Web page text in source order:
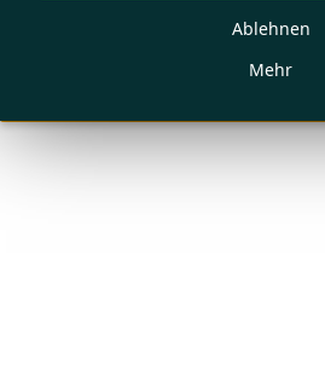
Mehr
Ablehnen